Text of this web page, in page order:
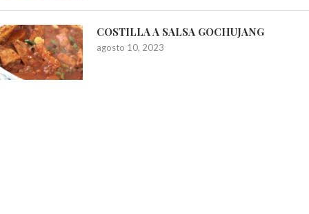
COSTILLA A SALSA GOCHUJANG
agosto 10, 2023